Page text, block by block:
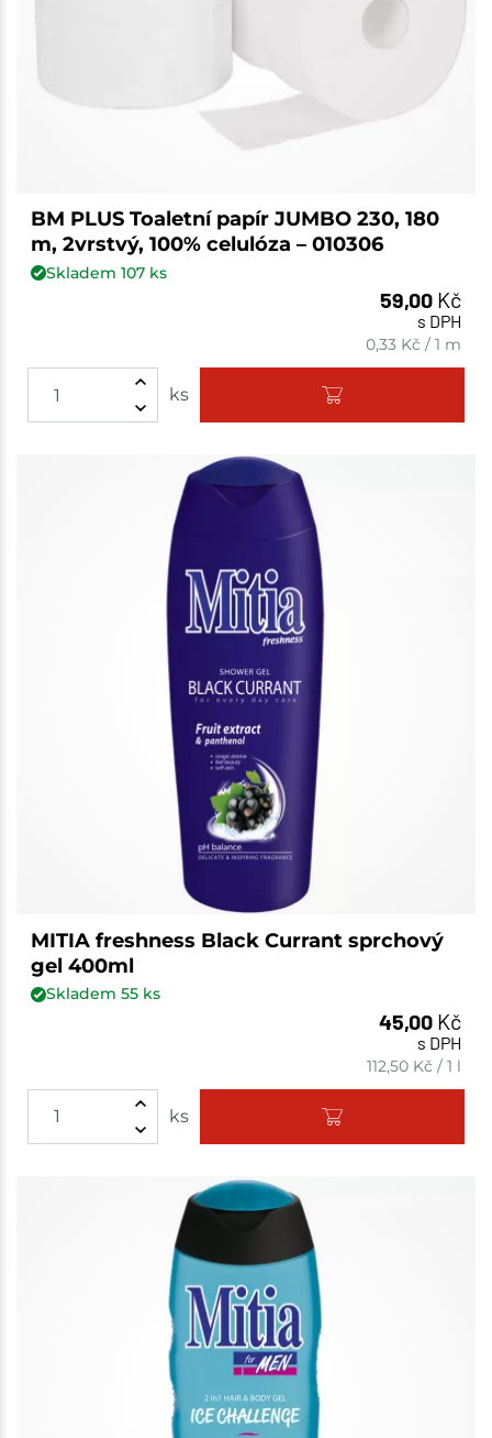
BM PLUS Toaletní papír JUMBO 230, 180
m, 2vrstvý, 100% celulóza – 010306
Skladem 107ks
59,00 Kč
s DPH
0,33 Kč /1 m
ks
MITIA freshness Black Currant sprchový
gel 400ml
Skladem 55ks
45,00 Kč
s DPH
112,50 Kč /1 l
ks